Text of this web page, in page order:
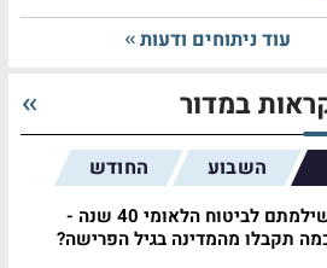
עוד ניתוחים ודעות
במדור
השבוע החודש
שילמתם לביטוח הלאומי 40 שנה -
תקבלו מהמדינה בגיל הפרישה?